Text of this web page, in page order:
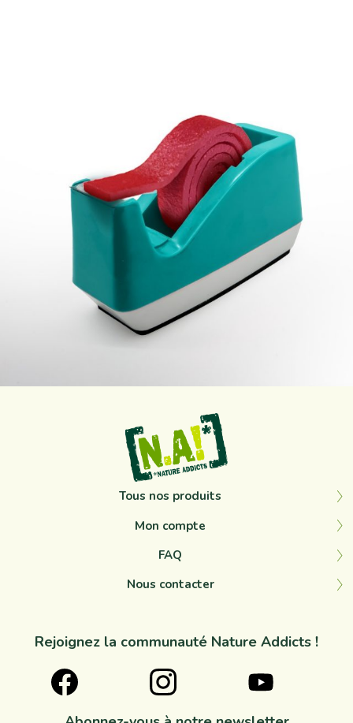
Tous nos produits
Mon compte
FAQ
Nous contacter
Rejoignez la communauté Nature Addicts !